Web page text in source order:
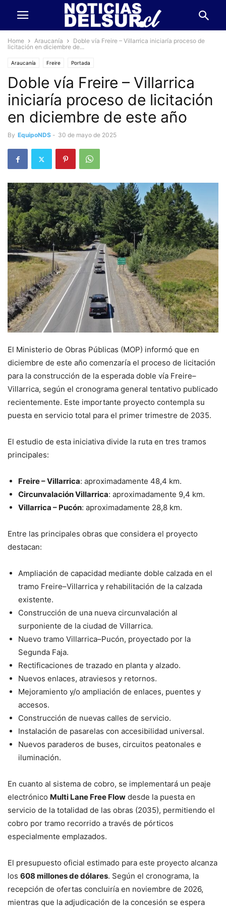
Home Araucanía
Doble vía Freire – Villarrica iniciaría proceso de
licitación en diciembre de...
Araucanía Freire Portada
Doble vía Freire – Villarrica
iniciaría proceso de licitación
en diciembre de este año
By EquipoNDS - 30 de mayo de 2025
El Ministerio de Obras Públicas (MOP) informó que en
diciembre de este año comenzaría el proceso de licitación
para la construcción de la esperada doble vía Freire–
Villarrica, según el cronograma general tentativo publicado
recientemente. Este importante proyecto contempla su
puesta en servicio total para el primer trimestre de 2035.
El estudio de esta iniciativa divide la ruta en tres tramos
principales:
Freire – Villarrica: aproximadamente 48,4 km.
Circunvalación Villarrica: aproximadamente 9,4 km.
Villarrica – Pucón: aproximadamente 28,8 km.
Entre las principales obras que considera el proyecto
destacan:
Ampliación de capacidad mediante doble calzada en el
tramo Freire–Villarrica y rehabilitación de la calzada
existente.
Construcción de una nueva circunvalación al
surponiente de la ciudad de Villarrica.
Nuevo tramo Villarrica–Pucón, proyectado por la
Segunda Faja.
Rectificaciones de trazado en planta y alzado.
Nuevos enlaces, atraviesos y retornos.
Mejoramiento y/o ampliación de enlaces, puentes y
accesos.
Construcción de nuevas calles de servicio.
Instalación de pasarelas con accesibilidad universal.
Nuevos paraderos de buses, circuitos peatonales e
iluminación.
En cuanto al sistema de cobro, se implementará un peaje
electrónico Multi Lane Free Flow desde la puesta en
servicio de la totalidad de las obras (2035), permitiendo el
cobro por tramo recorrido a través de pórticos
especialmente emplazados.
El presupuesto oficial estimado para este proyecto alcanza
los 608 millones de dólares. Según el cronograma, la
recepción de ofertas concluiría en noviembre de 2026,
mientras que la adjudicación de la concesión se espera